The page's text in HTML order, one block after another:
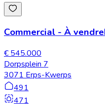
Commercial - À vendre
€ 545.000
Dorpsplein 7
3071 Erps-Kwerps
491
471